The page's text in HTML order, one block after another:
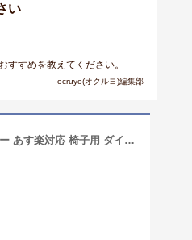
い
すめを教えてください。
ocruyo(オクルヨ)編集部
fabrizm いす用 シートクッション ひも付き バニラン 日本製 帝人クリスター あす楽対応 椅子用 ダイニングチェア用 座布団 北欧 おしゃれ かわいい